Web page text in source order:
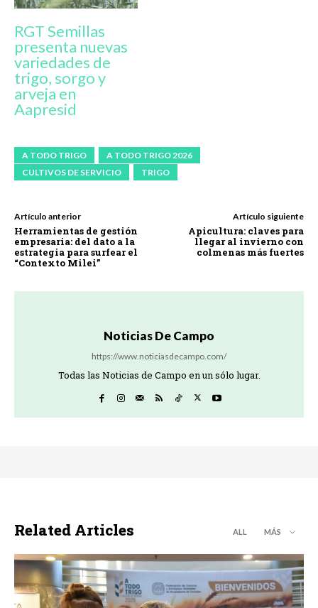
RGT Semillas
presenta nuevas
variedades de
trigo, sorgo y
arveja en
Aapresid
A TODO TRIGO
A TODO TRIGO 2026
CULTIVOS DE SERVICIO
TRIGO
Artículo anterior
Herramientas de gestión
empresaria: del dato a la
estrategia para surfear el
“Contexto Milei”
Artículo siguiente
Apicultura: claves para
llegar al invierno con
colmenas más fuertes
Noticias De Campo
https://www.noticiasdecampo.com/
Todas las Noticias de Campo en un sólo lugar.
Related Articles ALL MÁS